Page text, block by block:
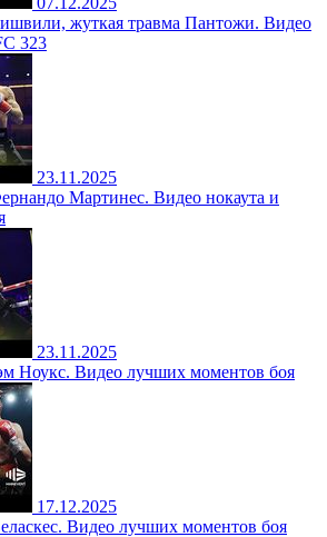
жуткая травма Пантожи. Видео
323
23.11.2025
Мартинес. Видео нокаута и
23.11.2025
Ноукс. Видео лучших моментов боя
17.12.2025
Видео лучших моментов боя